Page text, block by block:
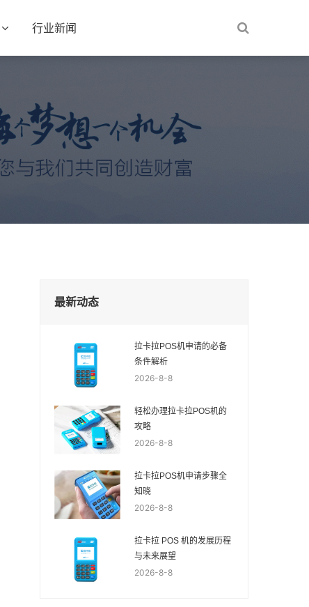
行业新闻
最新动态
拉卡拉POS机申请的必备
条件解析
2026-8-8
轻松办理拉卡拉POS机的
攻略
2026-8-8
拉卡拉POS机申请步骤全
知晓
2026-8-8
拉卡拉 POS 机的发展历程
与未来展望
2026-8-8